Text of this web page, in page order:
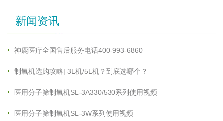
新闻资讯
神鹿医疗全国售后服务电话400-993-6860
制氧机选购攻略| 3L机/5L机？到底选哪个？
医用分子筛制氧机SL-3A330/530系列使用视频
医用分子筛制氧机SL-3W系列使用视频